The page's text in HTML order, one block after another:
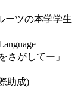
ーツの本学学生
さがしてー」
助成)